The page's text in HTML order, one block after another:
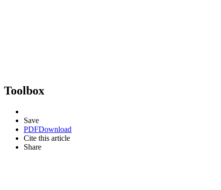
Toolbox
Save
PDFDownload
Cite this article
Share